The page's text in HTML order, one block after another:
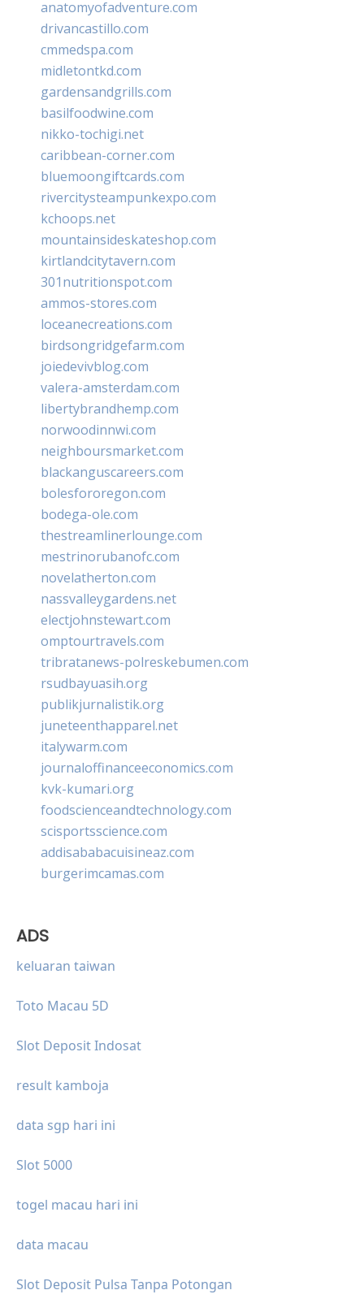
anatomyofadventure.com
drivancastillo.com
cmmedspa.com
midletontkd.com
gardensandgrills.com
basilfoodwine.com
nikko-tochigi.net
caribbean-corner.com
bluemoongiftcards.com
rivercitysteampunkexpo.com
kchoops.net
mountainsideskateshop.com
kirtlandcitytavern.com
301nutritionspot.com
ammos-stores.com
loceanecreations.com
birdsongridgefarm.com
joiedevivblog.com
valera-amsterdam.com
libertybrandhemp.com
norwoodinnwi.com
neighboursmarket.com
blackanguscareers.com
bolesfororegon.com
bodega-ole.com
thestreamlinerlounge.com
mestrinorubanofc.com
novelatherton.com
nassvalleygardens.net
electjohnstewart.com
omptourtravels.com
tribratanews-polreskebumen.com
rsudbayuasih.org
publikjurnalistik.org
juneteenthapparel.net
italywarm.com
journaloffinanceeconomics.com
kvk-kumari.org
foodscienceandtechnology.com
scisportsscience.com
addisababacuisineaz.com
burgerimcamas.com
ADS
keluaran taiwan
Toto Macau 5D
Slot Deposit Indosat
result kamboja
data sgp hari ini
Slot 5000
togel macau hari ini
data macau
Slot Deposit Pulsa Tanpa Potongan